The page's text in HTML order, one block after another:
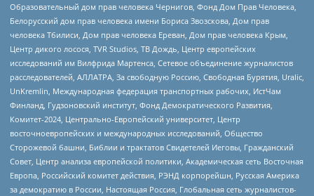
Образовательный дом прав человека Чернигов, Фонд Дом Прав Человека,
Белорусский дом прав человека имени Бориса Звозскова, Дом прав
человека Тбилиси, Дом прав человека Ереван, Дом прав человека Крым,
Центр дикого лосося, TVR Studios, ТВ Дождь, Центр европейских
исследований им Вилфрида Мартенса, Сетевое объединение журналистов
расследователей, АЛЛАТРА, За свободную Россию, Свободная Бурятия, Uralic,
UnKremlin, Международная федерация транспортных рабочих, ИстЧам
Финланд, Гудзоновский институт, Фонд Демократического Развития,
Комитет-2024, Центрально-Европейский университет, Центр
восточноевропейских и международных исследований, Общество
Сторожевой башни, Библии и трактатов Свидетелей Иеговы, Гражданский
Совет, Центр анализа европейской политики, Академическая сеть Восточная
Европа, Российский комитет действия, РЭНД корпорейшн, Русская Америка
за демократию в России, Настоящая Россия, Глобальная сеть журналистов-